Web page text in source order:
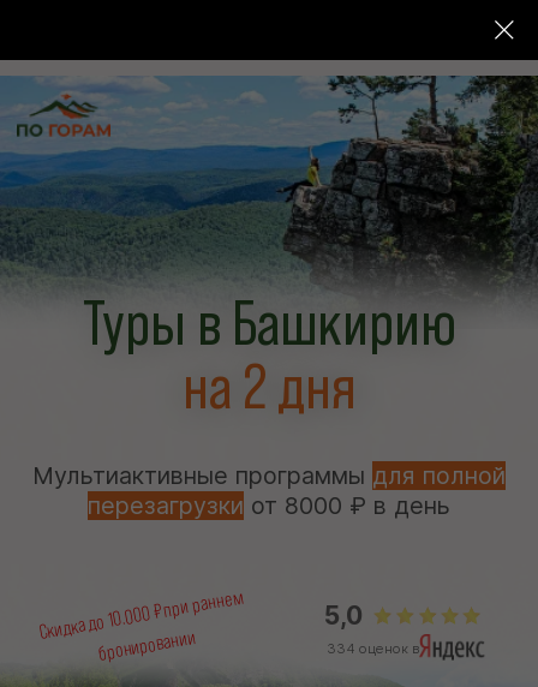
Мультиактивные программы для полной
перезагрузки
от 8000 ₽ в день
Туры в Башкирию
на 2 дня